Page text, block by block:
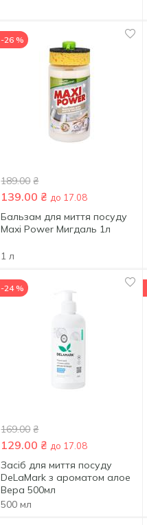
-26 %
189.00 ₴
139.00 ₴ до 17.08
Бальзам для миття посуду
Maxi Power Мигдаль 1л
1 л
-24 %
169.00 ₴
129.00 ₴ до 17.08
Засіб для миття посуду
DeLaMark з ароматом алое
Вера 500мл
500 мл